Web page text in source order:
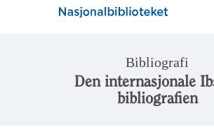
Bibliografi
Den internasjonale
bibliografien